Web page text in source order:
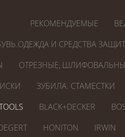
РЕКОМЕНДУЕМЫЕ
И СРЕДСТВА
ОТРЕЗНЫЕ,
ЗУБИЛА. СТАМЕСТКИ
BLACK+DECKER
HONITON IRWIN